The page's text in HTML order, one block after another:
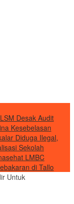
Desak Audit
Kesebelasan
Diduga Ilegal,
Sekolah
LMBC
di Tallo
Untuk